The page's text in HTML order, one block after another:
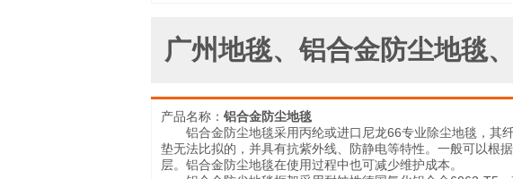
产品名称： 铝合金防尘地毯
铝合金防尘地毯采用丙纶或进口尼龙66专业除尘地毯，其
垫无法比拟的，并具有抗紫外线、防静电等特性。一般可以根
层。铝合金防尘地毯在使用过程中也可减少维护成本。